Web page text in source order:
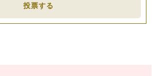
と、日本の英語教育の弱点、これまで色々
たね。 &nb…
投票する